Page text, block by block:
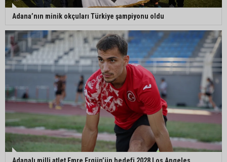
Adana’nın minik okçuları Türkiye şampiyonu oldu
Adanalı milli atlet Emre Ergün’ün hedefi 2028 Los Angeles